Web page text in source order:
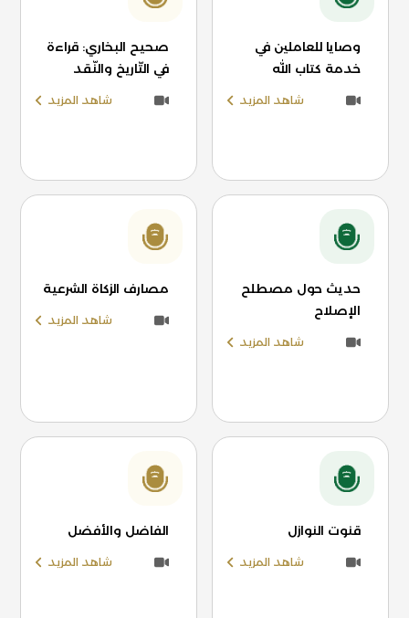
وصايا للعاملين في
خدمة كتاب الله
شاهد المزيد
صحيح البخاري: قراءة
في التّاريخ والنّقد
شاهد المزيد
حديث حول مصطلح
الإصلاح
شاهد المزيد
مصارف الزكاة الشرعية
شاهد المزيد
قنوت النوازل
شاهد المزيد
الفاضل والأفضل
شاهد المزيد